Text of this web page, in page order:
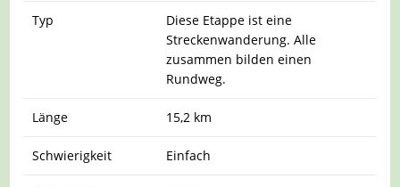
Typ
Diese Etappe ist eine
Streckenwanderung. Alle
zusammen bilden einen
Rundweg.
Länge 15,2 km
Schwierigkeit Einfach